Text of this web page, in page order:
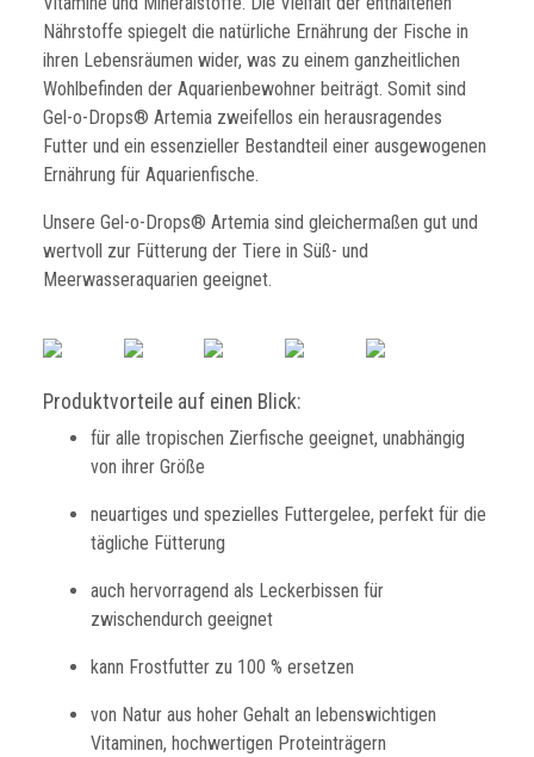
Nährstoffe spiegelt die natürliche Ernährung der Fische in
ihren Lebensräumen wider, was zu einem ganzheitlichen
Wohlbefinden der Aquarienbewohner beiträgt. Somit sind
Gel-o-Drops® Artemia zweifellos ein herausragendes
Futter und ein essenzieller Bestandteil einer ausgewogenen
Ernährung für Aquarienfische.
Unsere Gel-o-Drops® Artemia sind gleichermaßen gut und
wertvoll zur Fütterung der Tiere in Süß- und
Meerwasseraquarien geeignet.
Produktvorteile auf einen Blick:
für alle tropischen Zierfische geeignet, unabhängig
von ihrer Größe
neuartiges und spezielles Futtergelee, perfekt für die
tägliche Fütterung
auch hervorragend als Leckerbissen für
zwischendurch geeignet
kann Frostfutter zu 100 % ersetzen
von Natur aus hoher Gehalt an lebenswichtigen
Vitaminen, hochwertigen Proteinträgern